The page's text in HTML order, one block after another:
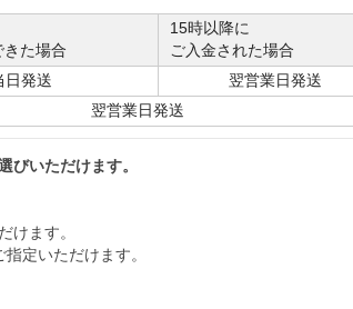
きた場合
15時以降に
ご入金された場合
日発送
翌営業日発送
翌営業日発送
びいただけます。
けます。
定いただけます。